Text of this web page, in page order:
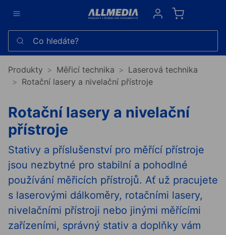
Sign in
Co hledáte?
Produkty Měřicí technika
Laserová technika
Rotační lasery a nivelační přístroje
Rotační lasery a nivelační
přístroje
Stativy a příslušenství pro měřící přístroje
jsou nezbytné pro stabilní a pohodlné
používání měřicích přístrojů. Ať už pracujete
s laserovými dálkoměry, rotačními lasery,
nivelačními přístroji nebo jinými měřícími
zařízeními, správný stativ a doplňky vám